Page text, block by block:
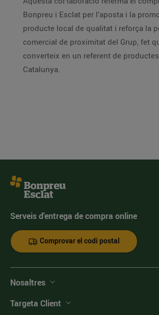
Bonpreu i Esclat per l’aposta i la
producte local de qualitat i reforça la
comercial de proximitat del Grup, fet
converteix en un referent de
Catalunya.
Serveis d'entrega de compra online
Comprovar el codi postal
Nosaltres
Targeta Client